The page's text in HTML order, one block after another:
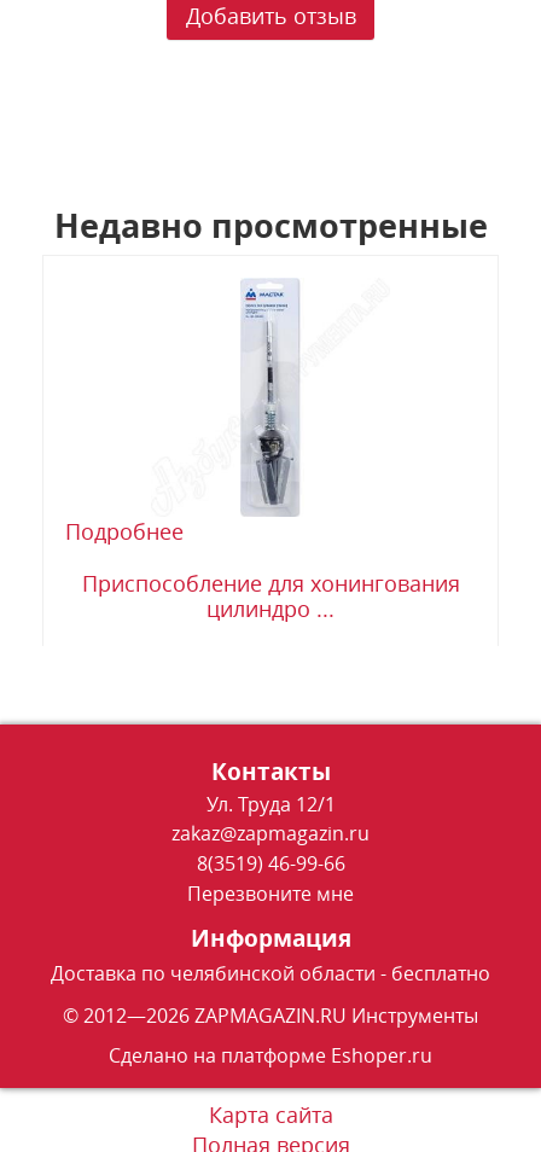
Добавить отзыв
Недавно просмотренные
Подробнее
Приспособление для хонингования
цилиндро ...
Контакты
Ул. Труда 12/1
zakaz@zapmagazin.ru
8(3519) 46-99-66
Перезвоните мне
Информация
Доставка по челябинской области - бесплатно
© 2012—2026 ZAPMAGAZIN.RU Инструменты
Сделано на платформе Eshoper.ru
Карта сайта
Полная версия